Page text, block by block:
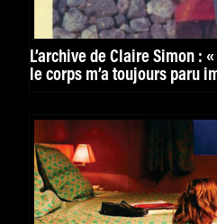
L’archive de Claire Simon :
le corps m’a toujours paru